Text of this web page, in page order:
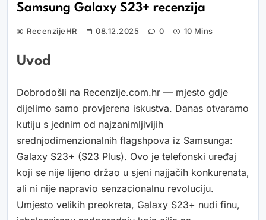
Samsung Galaxy S23+ recenzija
RecenzijeHR 08.12.2025 0 10 Mins
Uvod
Dobrodošli na Recenzije.com.hr — mjesto gdje
dijelimo samo provjerena iskustva. Danas otvaramo
kutiju s jednim od najzanimljivijih
srednjodimenzionalnih flagshpova iz Samsunga:
Galaxy S23+ (S23 Plus). Ovo je telefonski uređaj
koji se nije lijeno držao u sjeni najjačih konkurenata,
ali ni nije napravio senzacionalnu revoluciju.
Umjesto velikih preokreta, Galaxy S23+ nudi finu,